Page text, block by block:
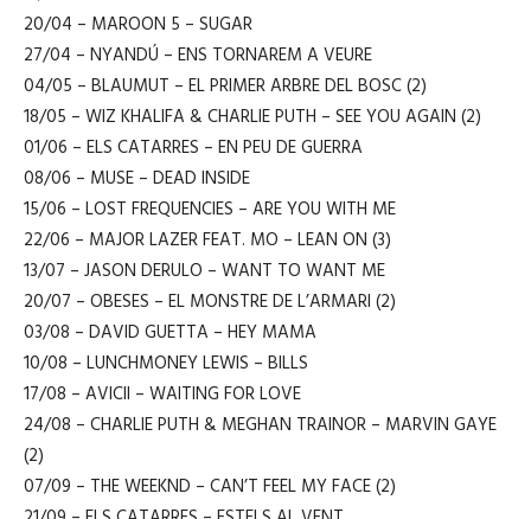
20/04 – MAROON 5 – SUGAR
27/04 – NYANDÚ – ENS TORNAREM A VEURE
04/05 – BLAUMUT – EL PRIMER ARBRE DEL BOSC (2)
18/05 – WIZ KHALIFA & CHARLIE PUTH – SEE YOU AGAIN (2)
01/06 – ELS CATARRES – EN PEU DE GUERRA
08/06 – MUSE – DEAD INSIDE
15/06 – LOST FREQUENCIES – ARE YOU WITH ME
22/06 – MAJOR LAZER FEAT. MO – LEAN ON (3)
13/07 – JASON DERULO – WANT TO WANT ME
20/07 – OBESES – EL MONSTRE DE L’ARMARI (2)
03/08 – DAVID GUETTA – HEY MAMA
10/08 – LUNCHMONEY LEWIS – BILLS
17/08 – AVICII – WAITING FOR LOVE
24/08 – CHARLIE PUTH & MEGHAN TRAINOR – MARVIN GAYE
(2)
07/09 – THE WEEKND – CAN’T FEEL MY FACE (2)